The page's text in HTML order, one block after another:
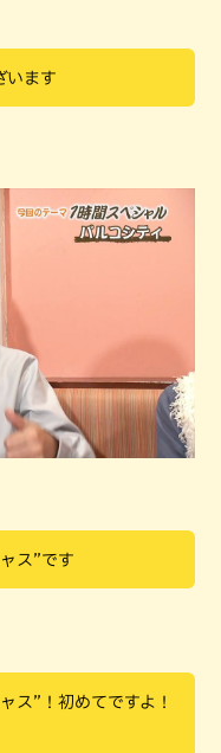
います
ス”です
ス”！初めてですよ！